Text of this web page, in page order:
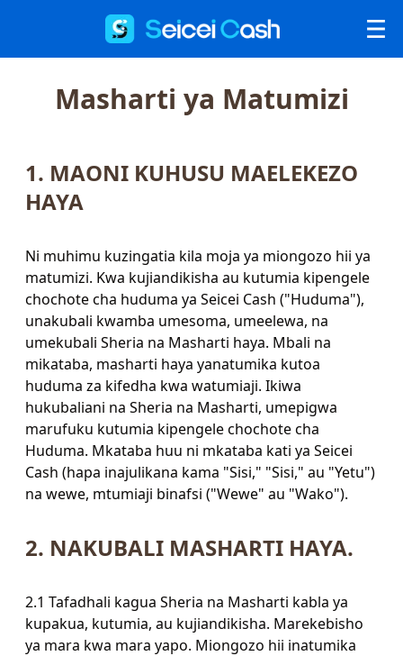
Seicei Cash
Blog
Sera ya Faragha
Masharti ya Matumizi
Masharti ya Matumizi
1. MAONI KUHUSU MAELEKEZO
HAYA
Ni muhimu kuzingatia kila moja ya miongozo hii ya
matumizi. Kwa kujiandikisha au kutumia kipengele
chochote cha huduma ya Seicei Cash ("Huduma"),
unakubali kwamba umesoma, umeelewa, na
umekubali Sheria na Masharti haya. Mbali na
mikataba, masharti haya yanatumika kutoa
huduma za kifedha kwa watumiaji. Ikiwa
hukubaliani na Sheria na Masharti, umepigwa
marufuku kutumia kipengele chochote cha
Huduma. Mkataba huu ni mkataba kati ya Seicei
Cash (hapa inajulikana kama "Sisi," "Sisi," au "Yetu")
na wewe, mtumiaji binafsi ("Wewe" au "Wako").
2. NAKUBALI MASHARTI HAYA.
2.1 Tafadhali kagua Sheria na Masharti kabla ya
kupakua, kutumia, au kujiandikisha. Marekebisho
ya mara kwa mara yapo. Miongozo hii inatumika